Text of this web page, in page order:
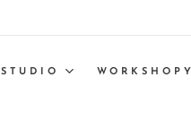
STUDIO WORKSHOPY